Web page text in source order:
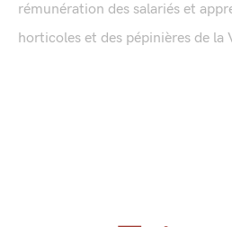
rémunération des salariés et
horticoles et des pépinières de la